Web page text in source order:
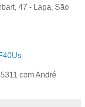
47 - Lapa, São
com André